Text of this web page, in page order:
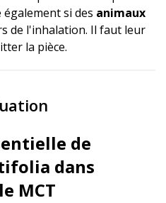
si des animaux
de l'inhalation. Il faut leur
la pièce.
de
dans
MCT